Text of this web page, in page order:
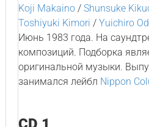
Koji Makaino/ Shunsuke
Toshiyuki Kimori / Yuichiro
Июнь 1983 года. На
композиций. Подборка
оригинальной музыки.
занимался лейбл Nippon